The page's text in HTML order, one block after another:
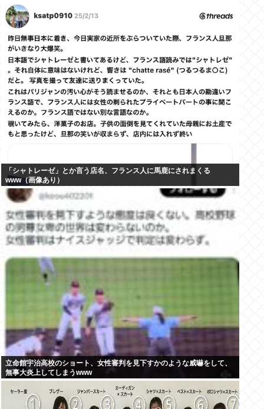
「シャトレーゼ」とか言う店名、フランス人に馬鹿にされまくる
www（画像あり）
立命館宇治高校のショート、女性審判を見下すかのような威嚇をして、
無事大炎上してしまうwww